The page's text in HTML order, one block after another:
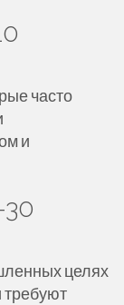
часто
и
целях
требуют